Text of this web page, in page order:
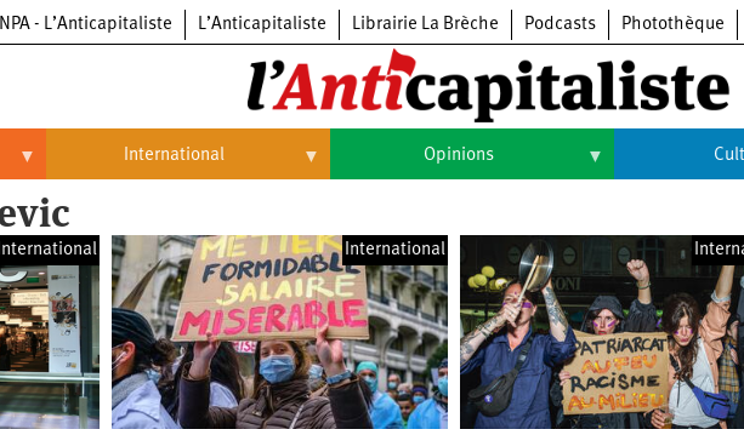
NPA - L’Anticapitaliste L’Anticapitaliste Librairie La Brèche Podcasts Photothèque
International
Brésil
Chine
États-
Unis
Continents
Opinions
Histoire Arts
Cinéma
Expositions
Livres
International